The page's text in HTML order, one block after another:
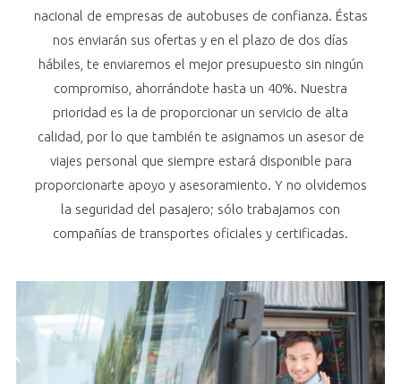
nacional de empresas de autobuses de confianza. Éstas
nos enviarán sus ofertas y en el plazo de dos días
hábiles, te enviaremos el mejor presupuesto sin ningún
compromiso, ahorrándote hasta un 40%. Nuestra
prioridad es la de proporcionar un servicio de alta
calidad, por lo que también te asignamos un asesor de
viajes personal que siempre estará disponible para
proporcionarte apoyo y asesoramiento. Y no olvidemos
la seguridad del pasajero; sólo trabajamos con
compañías de transportes oficiales y certificadas.